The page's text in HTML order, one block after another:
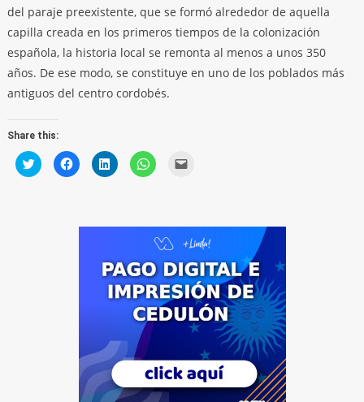
del paraje preexistente, que se formó alrededor de aquella
capilla creada en los primeros tiempos de la colonización
española, la historia local se remonta al menos a unos 350
años. De ese modo, se constituye en uno de los poblados más
antiguos del centro cordobés.
Share this:
Click
to
share
Click
to
share
new
Click
to
share
new
Click
to
new
window)
friend
(Opens
in
new
window)